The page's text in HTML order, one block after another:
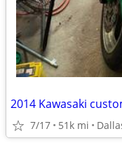
2014 Kawasaki
7/17 51k mi